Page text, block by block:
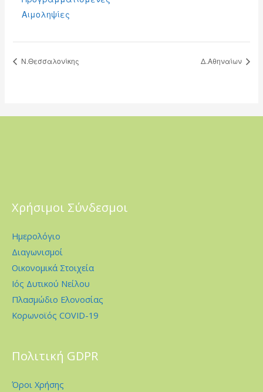
Αιμοληψίες
Ν.Θεσσαλονίκης Δ.Αθηναίων
Χρήσιμοι Σύνδεσμοι
Ημερολόγιο
Διαγωνισμοί
Οικονομικά Στοιχεία
Ιός Δυτικού Νείλου
Πλασμώδιο Ελονοσίας
Κορωνοϊός COVID-19
Πολιτική GDPR
Όροι Χρήσης